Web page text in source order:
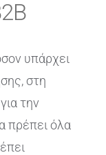
υπάρχει
στη
την
πρέπει όλα